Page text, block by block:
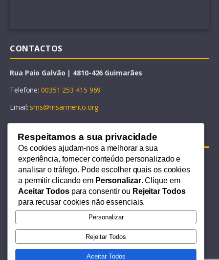
CONTACTOS
Rua Paio Galvão | 4810-426 Guimarães
Telefone:00351 253 415 969
Email: sms@msarmento.org
LINKS ÚTEIS
LOJA – Comprar
CONTACTOS
Termos e Condições
Respeitamos a sua privacidade
Os cookies ajudam-nos a melhorar a sua
experiência, fornecer conteúdo personalizado e
analisar o tráfego. Pode escolher quais os cookies
a permitir clicando em Personalizar. Clique em
Aceitar Todospara consentir ou Rejeitar Todos
para recusar cookies não essenciais.
Personalizar
Rejeitar Todos
Aceitar Todos